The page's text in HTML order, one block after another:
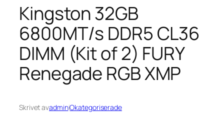
Kingston 32GB
6800MT/s DDR5 CL36
DIMM (Kit of 2) FURY
Renegade RGB XMP
Skrivet avadminiOkategoriserade